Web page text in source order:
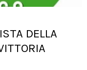
DELLA